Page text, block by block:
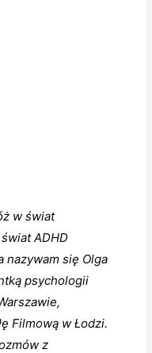
w świat
ADHD
nazywam się Olga
psychologii
Filmową w Łodzi.
z